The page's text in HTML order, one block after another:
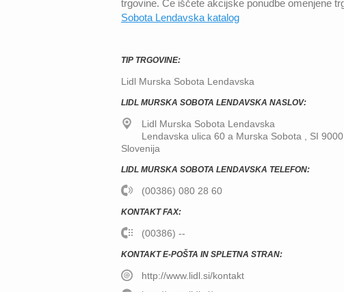
trgovine. Če iščete akcijske ponudbe omenjene
Sobota Lendavska katalog
TIP TRGOVINE:
Lidl Murska Sobota Lendavska
LIDL MURSKA SOBOTA LENDAVSKA NASLOV:
Lidl Murska Sobota Lendavska
Lendavska ulica 60 a Murska Sobota SI 9000
Slovenija
LIDL MURSKA SOBOTA LENDAVSKA TELEFON:
(00386) 080 28 60
KONTAKT FAX:
(00386) --
KONTAKT E-POŠTA IN SPLETNA STRAN:
http://www.lidl.si/kontakt